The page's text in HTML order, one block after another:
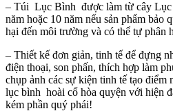
– Túi Lục Bình được làm từ cây Lục
năm hoặc 10 năm nếu sản phẩm bảo
hại đến môi trường và có thể tự phân
– Thiết kế đơn giản, tinh tế để đựng
điện thoại, son phấn, thích hợp làm
chụp ảnh các sự kiện tinh tế tạo điểm
lục bình hoài cổ hòa quyện với hiện
kém phần quý phái!